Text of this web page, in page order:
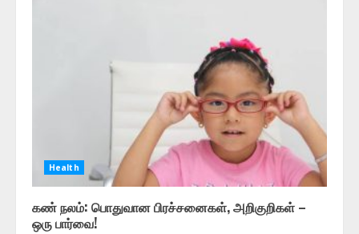
Health
கண் நலம்: பொதுவான பிரச்சனைகள், அறிகுறிகள் –
ஒரு பார்வை!